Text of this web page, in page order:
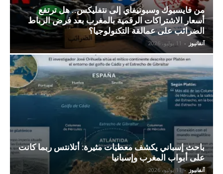
من فايسبوك وسبوتيفاي إلى نتفليكس.. هل ترتفع
أسعار الاشتراكات الرقمية بالمغرب بعد فرض الرباط
الضرائب على عمالقة التكنولوجيا؟
آنفانيوز - 11 يوليو، 2026
باحث إسباني يكشف معطيات مثيرة: أتلانتس ربما كانت
على أبواب المغرب وإسبانيا
آنفانيوز - 11 يوليو، 2026